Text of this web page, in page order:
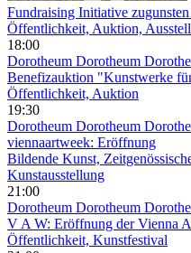
Fundraising Initiative
Öffentlichkeit, Auktion,
18:00
Dorotheum Dorotheum
Benefizauktion "Kunstwerke
Öffentlichkeit, Auktion
19:30
Dorotheum Dorotheum
viennaartweek: Eröffnung
Bildende Kunst,
Kunstausstellung
21:00
Dorotheum Dorotheum
V A W: Eröffnung der Vienna
Öffentlichkeit, Kunstfestival